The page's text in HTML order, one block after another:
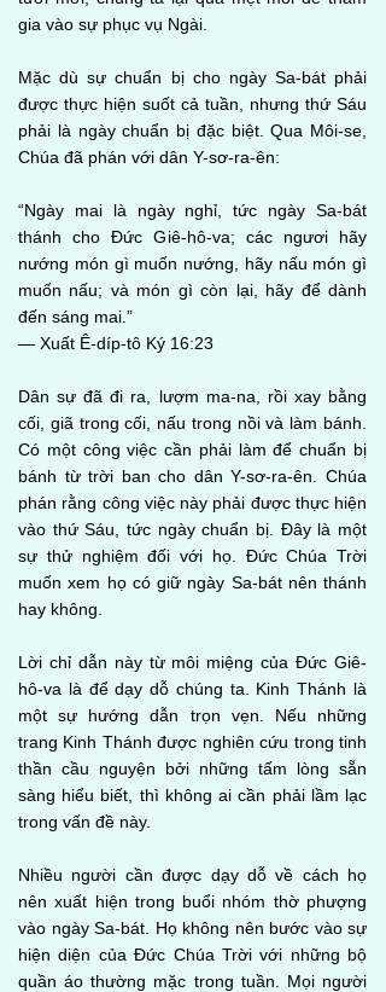
gia vào sự phục vụ Ngài.
Mặc dù sự chuẩn bị cho ngày Sa-bát phải
được thực hiện suốt cả tuần, nhưng thứ Sáu
phải là ngày chuẩn bị đặc biệt. Qua Môi-se,
Chúa đã phán với dân Y-sơ-ra-ên:
“Ngày mai là ngày nghỉ, tức ngày Sa-bát
thánh cho Đức Giê-hô-va; các ngươi hãy
nướng món gì muốn nướng, hãy nấu món gì
muốn nấu; và món gì còn lại, hãy để dành
đến sáng mai.”
— Xuất Ê-díp-tô Ký 16:23
Dân sự đã đi ra, lượm ma-na, rồi xay bằng
cối, giã trong cối, nấu trong nồi và làm bánh.
Có một công việc cần phải làm để chuẩn bị
bánh từ trời ban cho dân Y-sơ-ra-ên. Chúa
phán rằng công việc này phải được thực hiện
vào thứ Sáu, tức ngày chuẩn bị. Đây là một
sự thử nghiệm đối với họ. Đức Chúa Trời
muốn xem họ có giữ ngày Sa-bát nên thánh
hay không.
Lời chỉ dẫn này từ môi miệng của Đức Giê-
hô-va là để dạy dỗ chúng ta. Kinh Thánh là
một sự hướng dẫn trọn vẹn. Nếu những
trang Kinh Thánh được nghiên cứu trong tinh
thần cầu nguyện bởi những tấm lòng sẵn
sàng hiểu biết, thì không ai cần phải lầm lạc
trong vấn đề này.
Nhiều người cần được dạy dỗ về cách họ
nên xuất hiện trong buổi nhóm thờ phượng
vào ngày Sa-bát. Họ không nên bước vào sự
hiện diện của Đức Chúa Trời với những bộ
quần áo thường mặc trong tuần. Mọi người